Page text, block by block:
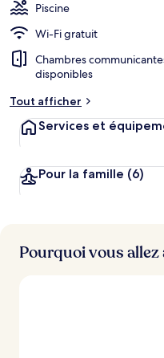
Piscine
Wi-Fi gratuit
Chambres
disponibles
Tout afficher
Services et
Pour la famille (6)
Pourquoi vous